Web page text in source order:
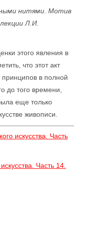
нитями. Мотив
Л.И.
этого явления в
что этот акт
принципов в полной
до того времени,
еще только
живописи.
искусства. Часть
Часть 14.